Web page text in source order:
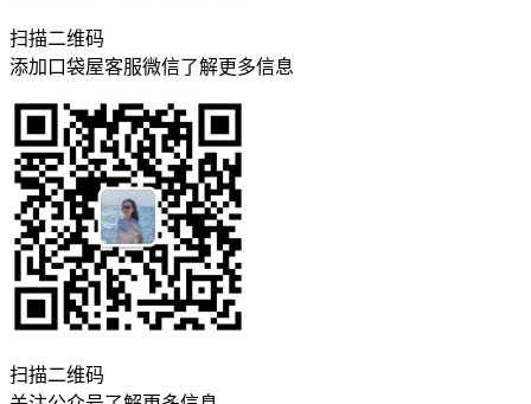
扫描二维码
添加口袋屋客服微信了解更多信息
扫描二维码